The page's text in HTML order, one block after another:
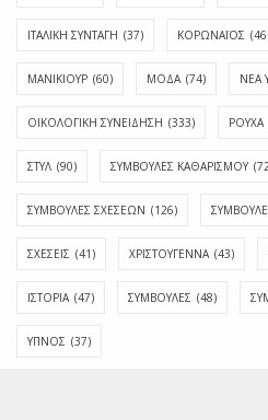
ΙΤΑΛΙΚΗ ΣΥΝΤΑΓΗ (37) ΚΟΡΩΝΑΪΟΣ
ΜΑΝΙΚΙΟΥΡ (60) ΜΟΔΑ (74) ΝΕΑ
ΟΙΚΟΛΟΓΙΚΗ ΣΥΝΕΙΔΗΣΗ (333) ΡΟΥΧΑ
ΣΤΥΛ (90) ΣΥΜΒΟΥΛΕΣ ΚΑΘΑΡΙΣΜΟΥ
ΣΥΜΒΟΥΛΕΣ ΣΧΕΣΕΩΝ (126)
ΣΧΕΣΕΙΣ (41) ΧΡΙΣΤΟΥΓΕΝΝΑ (43)
ΙΣΤΟΡΊΑ (47) ΣΥΜΒΟΥΛΈΣ (48)
ΎΠΝΟΣ (37)